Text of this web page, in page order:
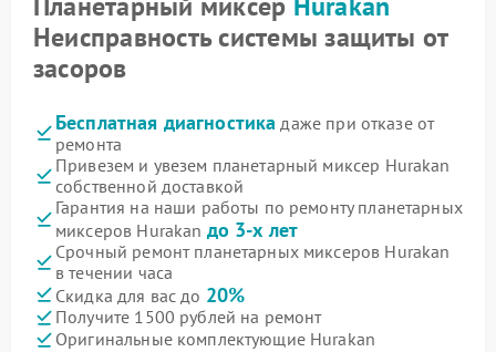
Неисправность системы защиты от
засоров
Бесплатная диагностика даже при отказе от
ремонта
Привезем и увезем планетарный миксер Hurakan
собственной доставкой
Гарантия на наши работы по ремонту планетарных
миксеров Hurakan до 3-х лет
Срочный ремонт планетарных миксеров Hurakan
в течении часа
Скидка для вас до 20%
Получите 1500 рублей на ремонт
Оригинальные комплектующие Hurakan